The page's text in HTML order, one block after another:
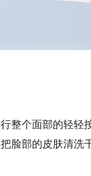
整个面部的轻轻
脸部的皮肤清洗